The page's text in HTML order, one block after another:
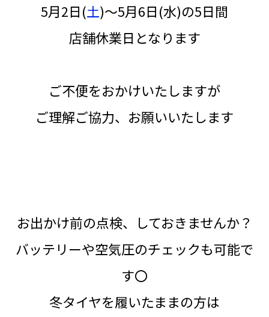
5月2日(土)～5月6日(水)の5日間
店舗休業日となります
ご不便をおかけいたしますが
ご理解ご協力、お願いいたします
お出かけ前の点検、しておきませんか？
バッテリーや空気圧のチェックも可能で
す〇
冬タイヤを履いたままの方は